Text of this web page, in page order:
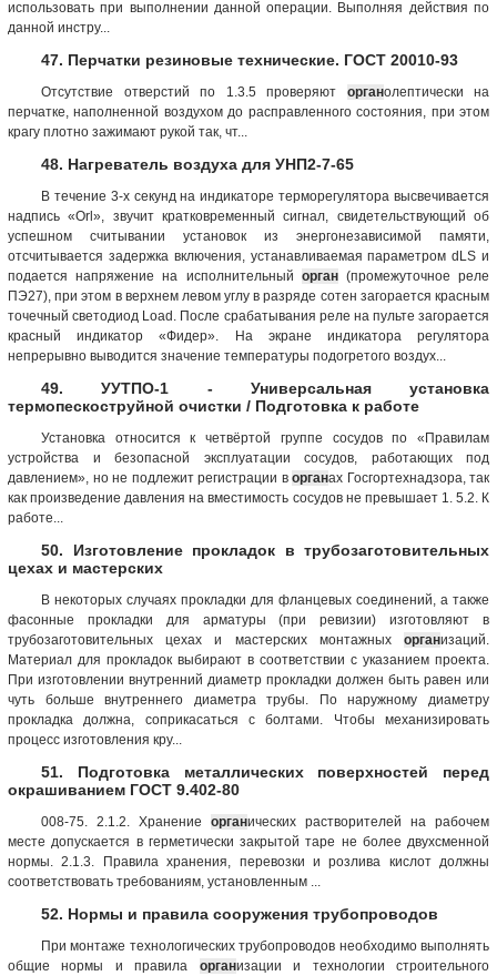
использовать при выполнении данной операции. Выполняя действия по
данной инстру...
47. Перчатки резиновые технические. ГОСТ 20010-93
Отсутствие отверстий по 1.3.5 проверяют органолептически на
перчатке, наполненной воздухом до расправленного состояния, при этом
крагу плотно зажимают рукой так, чт...
48. Нагреватель воздуха для УНП2-7-65
В течение 3-х секунд на индикаторе терморегулятора высвечивается
надпись «Orl», звучит кратковременный сигнал, свидетельствующий об
успешном считывании установок из энергонезависимой памяти,
отсчитывается задержка включения, устанавливаемая параметром dLS и
подается напряжение на исполнительный орган(промежуточное реле
ПЭ27), при этом в верхнем левом углу в разряде сотен загорается красным
точечный светодиод Load. После срабатывания реле на пульте загорается
красный индикатор «Фидер». На экране индикатора регулятора
непрерывно выводится значение температуры подогретого воздух...
49. УУТПО-1 - Универсальная установка
термопескоструйной очистки / Подготовка к работе
Установка относится к четвёртой группе сосудов по «Правилам
устройства и безопасной эксплуатации сосудов, работающих под
давлением», но не подлежит регистрации в органах Госгортехнадзора, так
как произведение давления на вместимость сосудов не превышает 1. 5.2. К
работе...
50. Изготовление прокладок в трубозаготовительных
цехах и мастерских
В некоторых случаях прокладки для фланцевых соединений, а также
фасонные прокладки для арматуры (при ревизии) изготовляют в
трубозаготовительных цехах и мастерских монтажных организаций.
Материал для прокладок выбирают в соответствии с указанием проекта.
При изготовлении внутренний диаметр прокладки должен быть равен или
чуть больше внутреннего диаметра трубы. По наружному диаметру
прокладка должна, соприкасаться с болтами. Чтобы механизировать
процесс изготовления кру...
51. Подготовка металлических поверхностей перед
окрашиванием ГОСТ 9.402-80
008-75. 2.1.2. Хранение органических растворителей на рабочем
месте допускается в герметически закрытой таре не более двухсменной
нормы. 2.1.3. Правила хранения, перевозки и розлива кислот должны
соответствовать требованиям, установленным ...
52. Нормы и правила сооружения трубопроводов
При монтаже технологических трубопроводов необходимо выполнять
общие нормы и правила организации и технологии строительного